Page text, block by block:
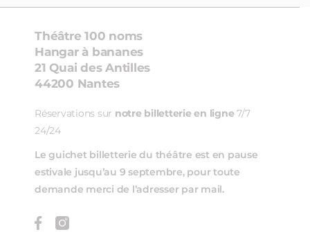
Théâtre 100 noms
Hangar à bananes
21 Quai des Antilles
44200 Nantes
Réservations sur notre billetterie en ligne 7/7
24/24
Le guichet billetterie du théâtre est en pause
estivale jusqu’au 9 septembre, pour toute
demande merci de l’adresser par mail.